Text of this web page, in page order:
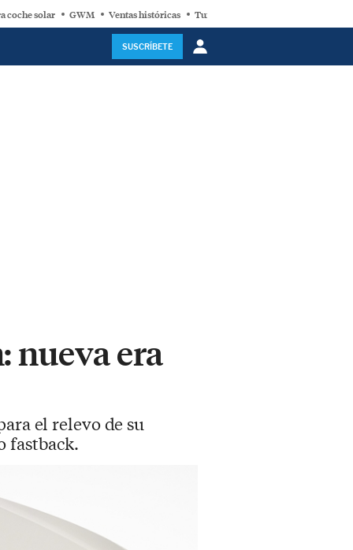
coche solar GWM Ventas históricas Turbina eólica
SUSCRÍBETE
nueva era
el relevo de su
fastback.